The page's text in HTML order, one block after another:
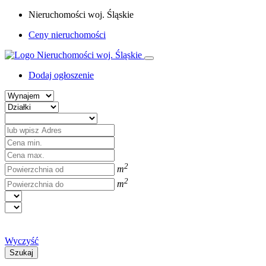
Nieruchomości woj. Śląskie
Ceny nieruchomości
Dodaj ogłoszenie
m2
m2
Wyczyść
Szukaj